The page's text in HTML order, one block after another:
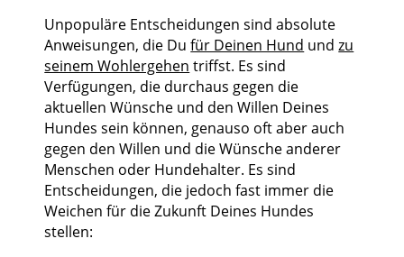
Unpopuläre Entscheidungen sind absolute
Anweisungen, die Dufür Deinen Hund undzu
seinem Wohlergehen triffst. Es sind
Verfügungen, die durchaus gegen die
aktuellen Wünsche und den Willen Deines
Hundes sein können, genauso oft aber auch
gegen den Willen und die Wünsche anderer
Menschen oder Hundehalter. Es sind
Entscheidungen, die jedoch fast immer die
Weichen für die Zukunft Deines Hundes
stellen: